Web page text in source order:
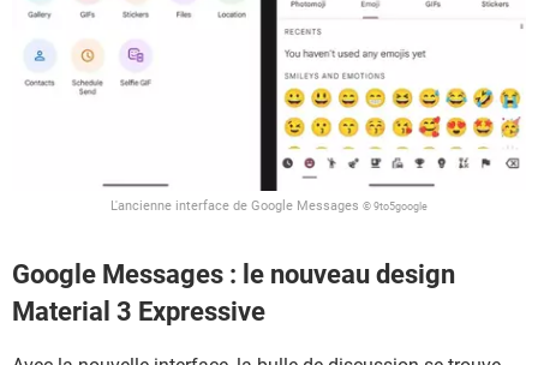
L'ancienne interface de Google Messages © 9to5google
Google Messages : le nouveau design
Material 3 Expressive